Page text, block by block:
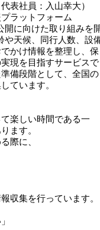
表社員：入山幸大）
ラットフォーム
開に向けた取り組みを
や天候、同行人数、設
かけ情報を整理し、保
現を目指すサービスで
備段階として、全国の
ています。
楽しい時間である一
ます。
際に、
収集を行っています。